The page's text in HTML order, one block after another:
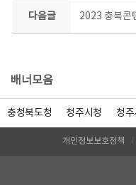
다음글
배너모음
충청북도청 청주시청 청
개인정보보호정책